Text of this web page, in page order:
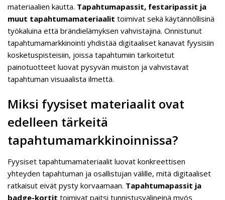
materiaalien kautta. Tapahtumapassit, festaripassit ja
muut tapahtumamateriaalit toimivat sekä käytännöllisinä
työkaluina että brändielämyksen vahvistajina. Onnistunut
tapahtumamarkkinointi yhdistää digitaaliset kanavat fyysisiin
kosketuspisteisiin, joissa tapahtumiin tarkoitetut
painotuotteet luovat pysyvän muiston ja vahvistavat
tapahtuman visuaalista ilmettä.
Miksi fyysiset materiaalit ovat
edelleen tärkeitä
tapahtumamarkkinoinnissa?
Fyysiset tapahtumamateriaalit luovat konkreettisen
yhteyden tapahtuman ja osallistujan välille, mitä digitaaliset
ratkaisut eivät pysty korvaamaan. Tapahtumapassit ja
badge-kortit toimivat paitsi tunnistusvälineinä myös